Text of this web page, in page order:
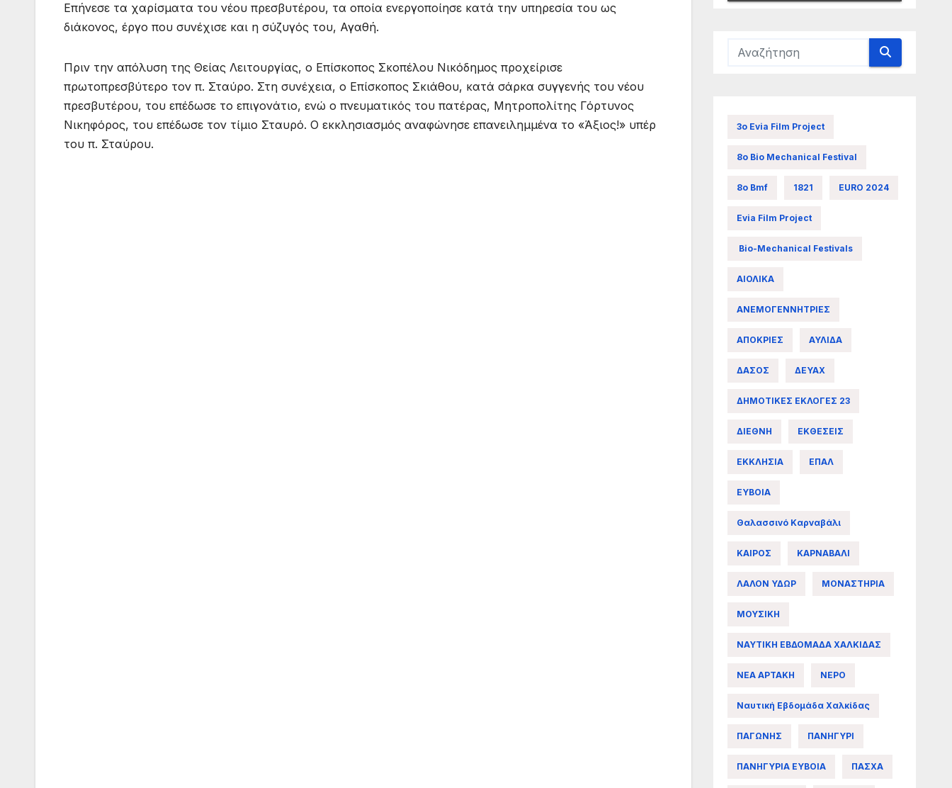
Επήνεσε τα χαρίσματα του νέου πρεσβυτέρου, τα οποία ενεργοποίησε κατά την υπηρεσία του ως
διάκονος, έργο που συνέχισε και η σύζυγός του, Αγαθή.
Πριν την απόλυση της Θείας Λειτουργίας, ο Επίσκοπος Σκοπέλου Νικόδημος προχείρισε
πρωτοπρεσβύτερο τον π. Σταύρο. Στη συνέχεια, ο Επίσκοπος Σκιάθου, κατά σάρκα συγγενής του νέου
πρεσβυτέρου, του επέδωσε το επιγονάτιο, ενώ ο πνευματικός του πατέρας, Μητροπολίτης Γόρτυνος
Νικηφόρος, του επέδωσε τον τίμιο Σταυρό. Ο εκκλησιασμός αναφώνησε επανειλημμένα το «Άξιος!» υπέρ
του π. Σταύρου.
3ο Evia Film Project
8ο Bio Mechanical Festival
8ο Bmf 1821 EURO 2024
Evia Film Project
Bio-Mechanical Festivals
ΑΙΟΛΙΚΑ
ΑΝΕΜΟΓΕΝΝΗΤΡΙΕΣ
ΑΠΟΚΡΙΕΣ ΑΥΛΙΔΑ
ΔΑΣΟΣ ΔΕΥΑΧ
ΔΗΜΟΤΙΚΕΣ ΕΚΛΟΓΕΣ 23
ΔΙΕΘΝΗ ΕΚΘΕΣΕΙΣ
ΕΚΚΛΗΣΙΑ ΕΠΑΛ
ΕΥΒΟΙΑ
Θαλασσινό Καρναβάλι
ΚΑΙΡΟΣ ΚΑΡΝΑΒΑΛΙ
ΛΑΛΟΝ ΥΔΩΡ ΜΟΝΑΣΤΗΡΙΑ
ΜΟΥΣΙΚΗ
ΝΑΥΤΙΚΗ ΕΒΔΟΜΑΔΑ ΧΑΛΚΙΔΑΣ
ΝΕΑ ΑΡΤΑΚΗ ΝΕΡΟ
Ναυτική Εβδομάδα Χαλκίδας
ΠΑΓΩΝΗΣ ΠΑΝΗΓΥΡΙ
ΠΑΝΗΓΥΡΙΑ ΕΥΒΟΙΑ ΠΑΣΧΑ